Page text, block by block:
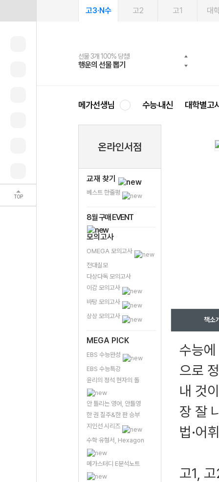
TOP
고3·N수 고2 고1 대
선물 3개 100% 당첨!
행운의 선물 뽑기
선물 100% 증정!
메가스터디 X 올리브
여름방학 스터디 캐시백
메가런 썸머스쿨
2027 러셀 단과
강사 공개선발
스마트러닝앱
설문 EVENT
메가패스
3일 무료 체험권
메가패스 수강생 무료혜택!
메가클럽 멤버십
사회공헌 캠페인
희망이룸 메가나눔
메가선생님 수능·내신 대학별고
온라인서점
교재 찾기
베스트 한줄평
8월 구매 EVENT
모의고사
OMEGA 모의고사
전대실모
다상다독 모의고사
이감 모의고사
바탕 모의고사
상상 모의고사
MEGA PICK
EBS 수능완성
EBS 수능특강
윤리의 정석 현자의 돌
안 틀리는 영어, 안틀영
한 권 질주&한 판 승부
지인선 시리즈
수학 유형서, Hexagon
메가스터디 E분석노트
책소
수능
으로
내 것
장 잘
법·어
고1,